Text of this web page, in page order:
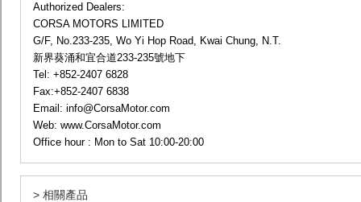
Authorized Dealers:
CORSA MOTORS LIMITED
G/F, No.233-235, Wo Yi Hop Road, Kwai Chung, N.T.
新界葵涌和宜合道233-235號地下
Tel: +852-2407 6828
Fax:+852-2407 6838
Email: info@CorsaMotor.com
Web: www.CorsaMotor.com
Office hour : Mon to Sat 10:00-20:00
> 相關產品